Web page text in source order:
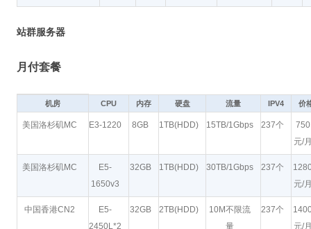
站群服务器
月付套餐
机房 CPU 内存 硬盘 流量 IPV4 价
美国洛杉矶MC E3-1220 8GB 1TB(HDD) 15TB/1Gbps 237个
750
元/
美国洛杉矶MC
E5-
1650v3
32GB 1TB(HDD) 30TB/1Gbps 237个
元/
中国香港CN2
E5-
2450L*2
32GB 2TB(HDD)
10M不限流
量
237个
元/